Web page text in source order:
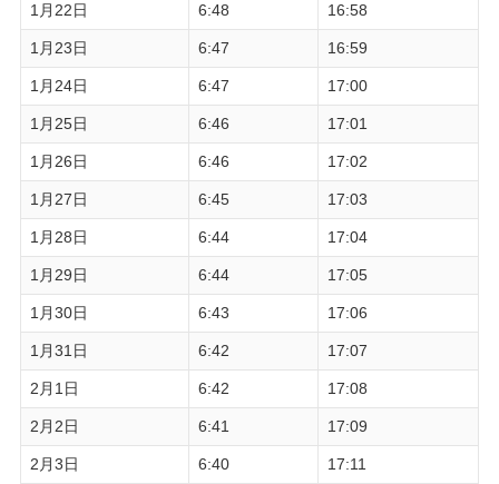
1月22日 6:48 16:58
1月23日 6:47 16:59
1月24日 6:47 17:00
1月25日 6:46 17:01
1月26日 6:46 17:02
1月27日 6:45 17:03
1月28日 6:44 17:04
1月29日 6:44 17:05
1月30日 6:43 17:06
1月31日 6:42 17:07
2月1日 6:42 17:08
2月2日 6:41 17:09
2月3日 6:40 17:11